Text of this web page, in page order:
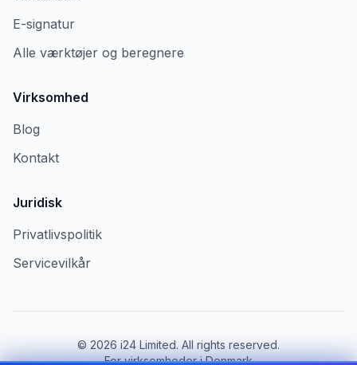
E-signatur
Alle værktøjer og beregnere
Virksomhed
Blog
Kontakt
Juridisk
Privatlivspolitik
Servicevilkår
© 2026 i24 Limited. All rights reserved.
For virksomheder i Denmark